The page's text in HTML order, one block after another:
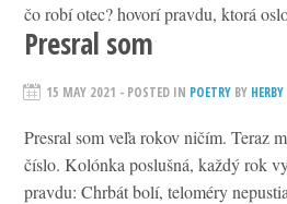
čo robí otec? hovorí pravdu, ktorá
Presral som
15 MAY 2021 - POSTED IN POETRY BY HERBY
Presral som veľa rokov ničím. Teraz
číslo. Kolónka poslušná, každý rok
pravdu: Chrbát bolí, teloméry